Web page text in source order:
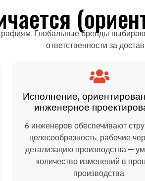
Глобальные бренды
ответственности за
Исполнение,
инженерное
6 инженеров обеспечивают
целесообразность, рабочие
детализацию производства —
количество изменений в
производства.